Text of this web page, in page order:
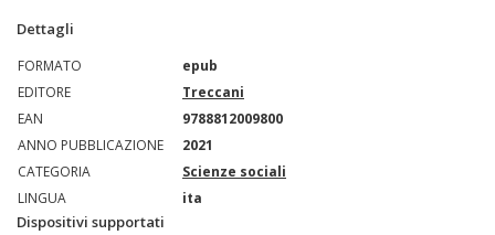
Dettagli
FORMATO
epub
EDITORE
Treccani
EAN
9788812009800
ANNO PUBBLICAZIONE
2021
CATEGORIA
Scienze sociali
LINGUA
ita
Dispositivi supportati